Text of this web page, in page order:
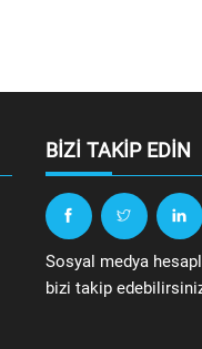
BIZI TAKIP EDIN
Sosyal medya
bizi takip